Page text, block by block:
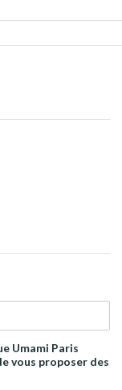
Umami Paris
vous proposer des